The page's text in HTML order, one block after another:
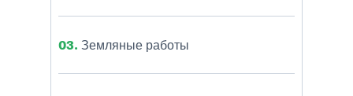
03. Земляные работы